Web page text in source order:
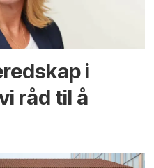
i
råd til å